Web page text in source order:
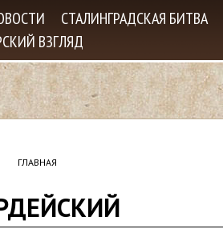
to navigationСТАЛИНГРАДСКАЯ БИТВА
ВЗГЛЯД
ГЛАВНАЯ